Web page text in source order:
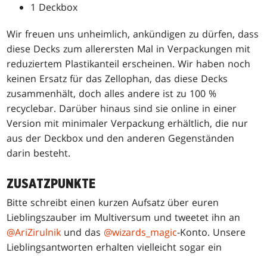
1 Deckbox
Wir freuen uns unheimlich, ankündigen zu dürfen, dass
diese Decks zum allerersten Mal in Verpackungen mit
reduziertem Plastikanteil erscheinen. Wir haben noch
keinen Ersatz für das Zellophan, das diese Decks
zusammenhält, doch alles andere ist zu 100 %
recyclebar. Darüber hinaus sind sie online in einer
Version mit minimaler Verpackung erhältlich, die nur
aus der Deckbox und den anderen Gegenständen
darin besteht.
ZUSATZPUNKTE
Bitte schreibt einen kurzen Aufsatz über euren
Lieblingszauber im Multiversum und tweetet ihn an
@AriZirulnik und das @wizards_magic-Konto. Unsere
Lieblingsantworten erhalten vielleicht sogar ein